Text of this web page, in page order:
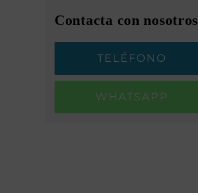
Contacta con nosotros
TELÉFONO
WHATSAPP